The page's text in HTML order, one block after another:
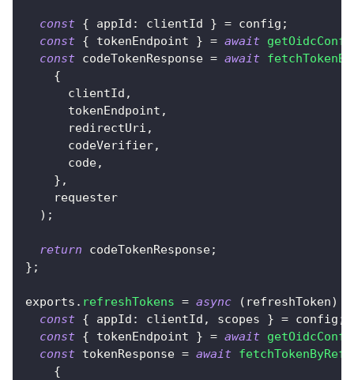
const { appId : clientId } = config ;
const { tokenEndpoint } = await
const codeTokenResponse = await
{
      clientId
,
      tokenEndpoint
,
      redirectUri
,
      codeVerifier
,
      code
,
} ,
    requester
) ;
return codeTokenResponse;
} ;
exports . refreshTokens = async ( refreshToken)
const { appId : clientId , scopes } = config ;
const { tokenEndpoint } = await
const tokenResponse = await
{